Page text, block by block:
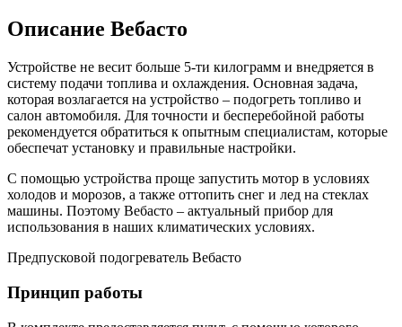
Описание Вебасто
Устройстве не весит больше 5-ти килограмм и внедряется в
систему подачи топлива и охлаждения. Основная задача,
которая возлагается на устройство – подогреть топливо и
салон автомобиля. Для точности и бесперебойной работы
рекомендуется обратиться к опытным специалистам, которые
обеспечат установку и правильные настройки.
С помощью устройства проще запустить мотор в условиях
холодов и морозов, а также оттопить снег и лед на стеклах
машины. Поэтому Вебасто – актуальный прибор для
использования в наших климатических условиях.
Предпусковой подогреватель Вебасто
Принцип работы